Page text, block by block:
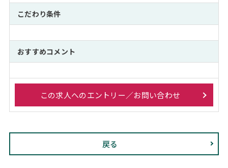
こだわり条件
おすすめコメント
この求人へのエントリー／お問い合わせ
戻る